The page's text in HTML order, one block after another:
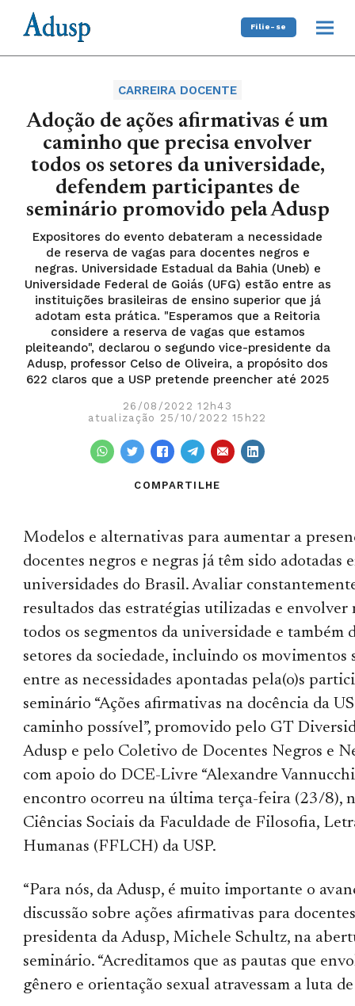
Filie-se
CARREIRA DOCENTE
Adoção de ações afirmativas é um
caminho que precisa envolver
todos os setores da universidade,
defendem participantes de
seminário promovido pela Adusp
Expositores do evento debateram a necessidade
de reserva de vagas para docentes negros e
negras. Universidade Estadual da Bahia (Uneb) e
Universidade Federal de Goiás (UFG) estão entre as
instituições brasileiras de ensino superior que já
adotam esta prática. "Esperamos que a Reitoria
considere a reserva de vagas que estamos
pleiteando", declarou o segundo vice-presidente da
Adusp, professor Celso de Oliveira, a propósito dos
622 claros que a USP pretende preencher até 2025
26/08/2022 12h43
atualização 25/10/2022 15h22
COMPARTILHE
Modelos e alternativas para aumentar a
docentes negros e negras já têm sido adotadas
universidades do Brasil. Avaliar
resultados das estratégias utilizadas e envolver
todos os segmentos da universidade e também
setores da sociedade, incluindo os movimentos
entre as necessidades apontadas pela(o)s
seminário “Ações afirmativas na docência da
caminho possível”, promovido pelo GT
Adusp e pelo Coletivo de Docentes Negros e
com apoio do DCE-Livre “Alexandre Vannucchi
encontro ocorreu na última terça-feira (23/8),
Ciências Sociais da Faculdade de Filosofia,
Humanas (FFLCH) da USP.
“Para nós, da Adusp, é muito importante o
discussão sobre ações afirmativas para
presidenta da Adusp, Michele Schultz, na
seminário. “Acreditamos que as pautas que
gênero e orientação sexual atravessam a luta de